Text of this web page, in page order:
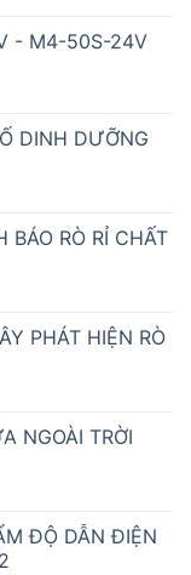
- M4-50S-24V
DINH DƯỠNG
BÁO RÒ RỈ CHẤT
PHÁT HIỆN RÒ
NGOÀI TRỜI
ĐỘ DẪN ĐIỆN